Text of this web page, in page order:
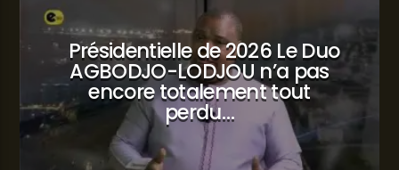
Présidentielle de 2026 Le Duo
AGBODJO-LODJOU n’a pas
encore totalement tout
perdu…